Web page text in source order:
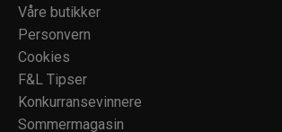
Våre butikker
Personvern
Cookies
F&L Tipser
Konkurransevinnere
Sommermagasin